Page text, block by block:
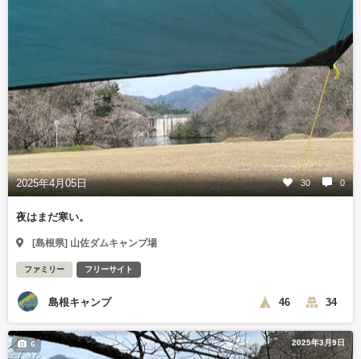
2025年4月05日 30 0
夜はまだ寒い。
[島根県] 山佐ダムキャンプ場
ファミリー フリーサイト
島根キャンプ 46 34
2025年3月9日
6